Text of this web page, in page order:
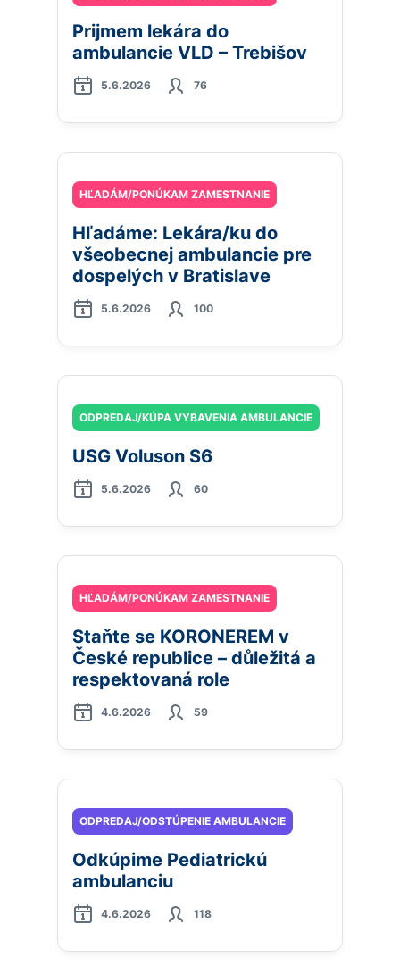
Prijmem lekára do
ambulancie VLD – Trebišov
5.6.2026 76
HĽADÁM/PONÚKAM ZAMESTNANIE
Hľadáme: Lekára/ku do
všeobecnej ambulancie pre
dospelých v Bratislave
5.6.2026 100
ODPREDAJ/KÚPA VYBAVENIA AMBULANCIE
USG Voluson S6
5.6.2026 60
HĽADÁM/PONÚKAM ZAMESTNANIE
Staňte se KORONEREM v
České republice – důležitá a
respektovaná role
4.6.2026 59
ODPREDAJ/ODSTÚPENIE AMBULANCIE
Odkúpime Pediatrickú
ambulanciu
4.6.2026 118